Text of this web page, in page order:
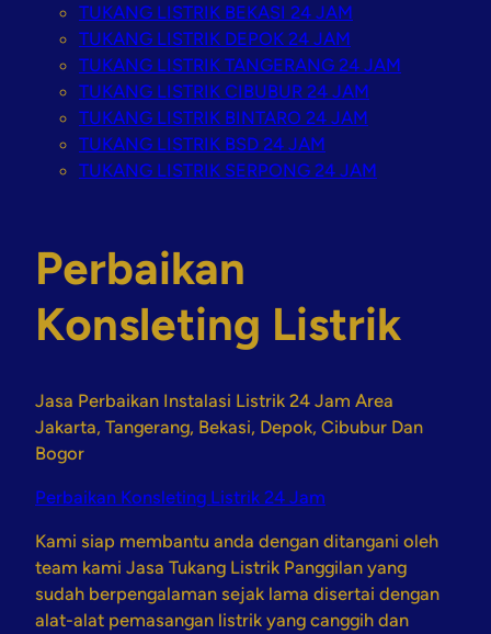
TUKANG LISTRIK BEKASI 24 JAM
TUKANG LISTRIK DEPOK 24 JAM
TUKANG LISTRIK TANGERANG 24 JAM
TUKANG LISTRIK CIBUBUR 24 JAM
TUKANG LISTRIK BINTARO 24 JAM
TUKANG LISTRIK BSD 24 JAM
TUKANG LISTRIK SERPONG 24 JAM
Perbaikan
Konsleting Listrik
Jasa Perbaikan Instalasi Listrik 24 Jam Area
Jakarta, Tangerang, Bekasi, Depok, Cibubur Dan
Bogor
Perbaikan Konsleting Listrik 24 Jam
Kami siap membantu anda dengan ditangani oleh
team kami Jasa Tukang Listrik Panggilan yang
sudah berpengalaman sejak lama disertai dengan
alat-alat pemasangan listrik yang canggih dan